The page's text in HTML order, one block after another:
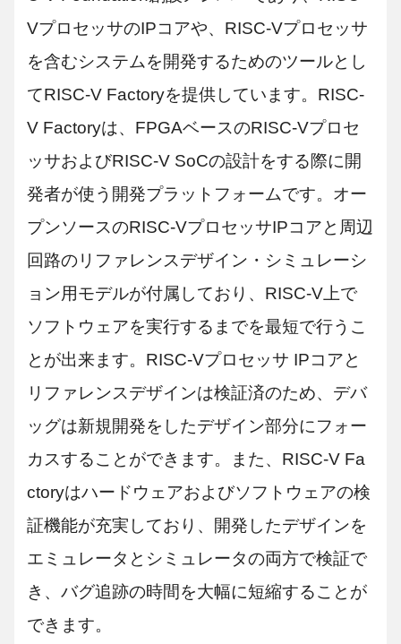
VプロセッサのIPコアや、RISC-Vプロセッサ
を含むシステムを開発するためのツールとし
てRISC-V Factoryを提供しています。RISC-
V Factoryは、FPGAベースのRISC-Vプロセ
ッサおよびRISC-V SoCの設計をする際に開
発者が使う開発プラットフォームです。オー
プンソースのRISC-VプロセッサIPコアと周辺
回路のリファレンスデザイン・シミュレーシ
ョン用モデルが付属しており、RISC-V上で
ソフトウェアを実行するまでを最短で行うこ
とが出来ます。RISC-Vプロセッサ IPコアと
リファレンスデザインは検証済のため、デバ
ッグは新規開発をしたデザイン部分にフォー
カスすることができます。また、RISC-V Fa
ctoryはハードウェアおよびソフトウェアの検
証機能が充実しており、開発したデザインを
エミュレータとシミュレータの両方で検証で
き、バグ追跡の時間を大幅に短縮することが
できます。